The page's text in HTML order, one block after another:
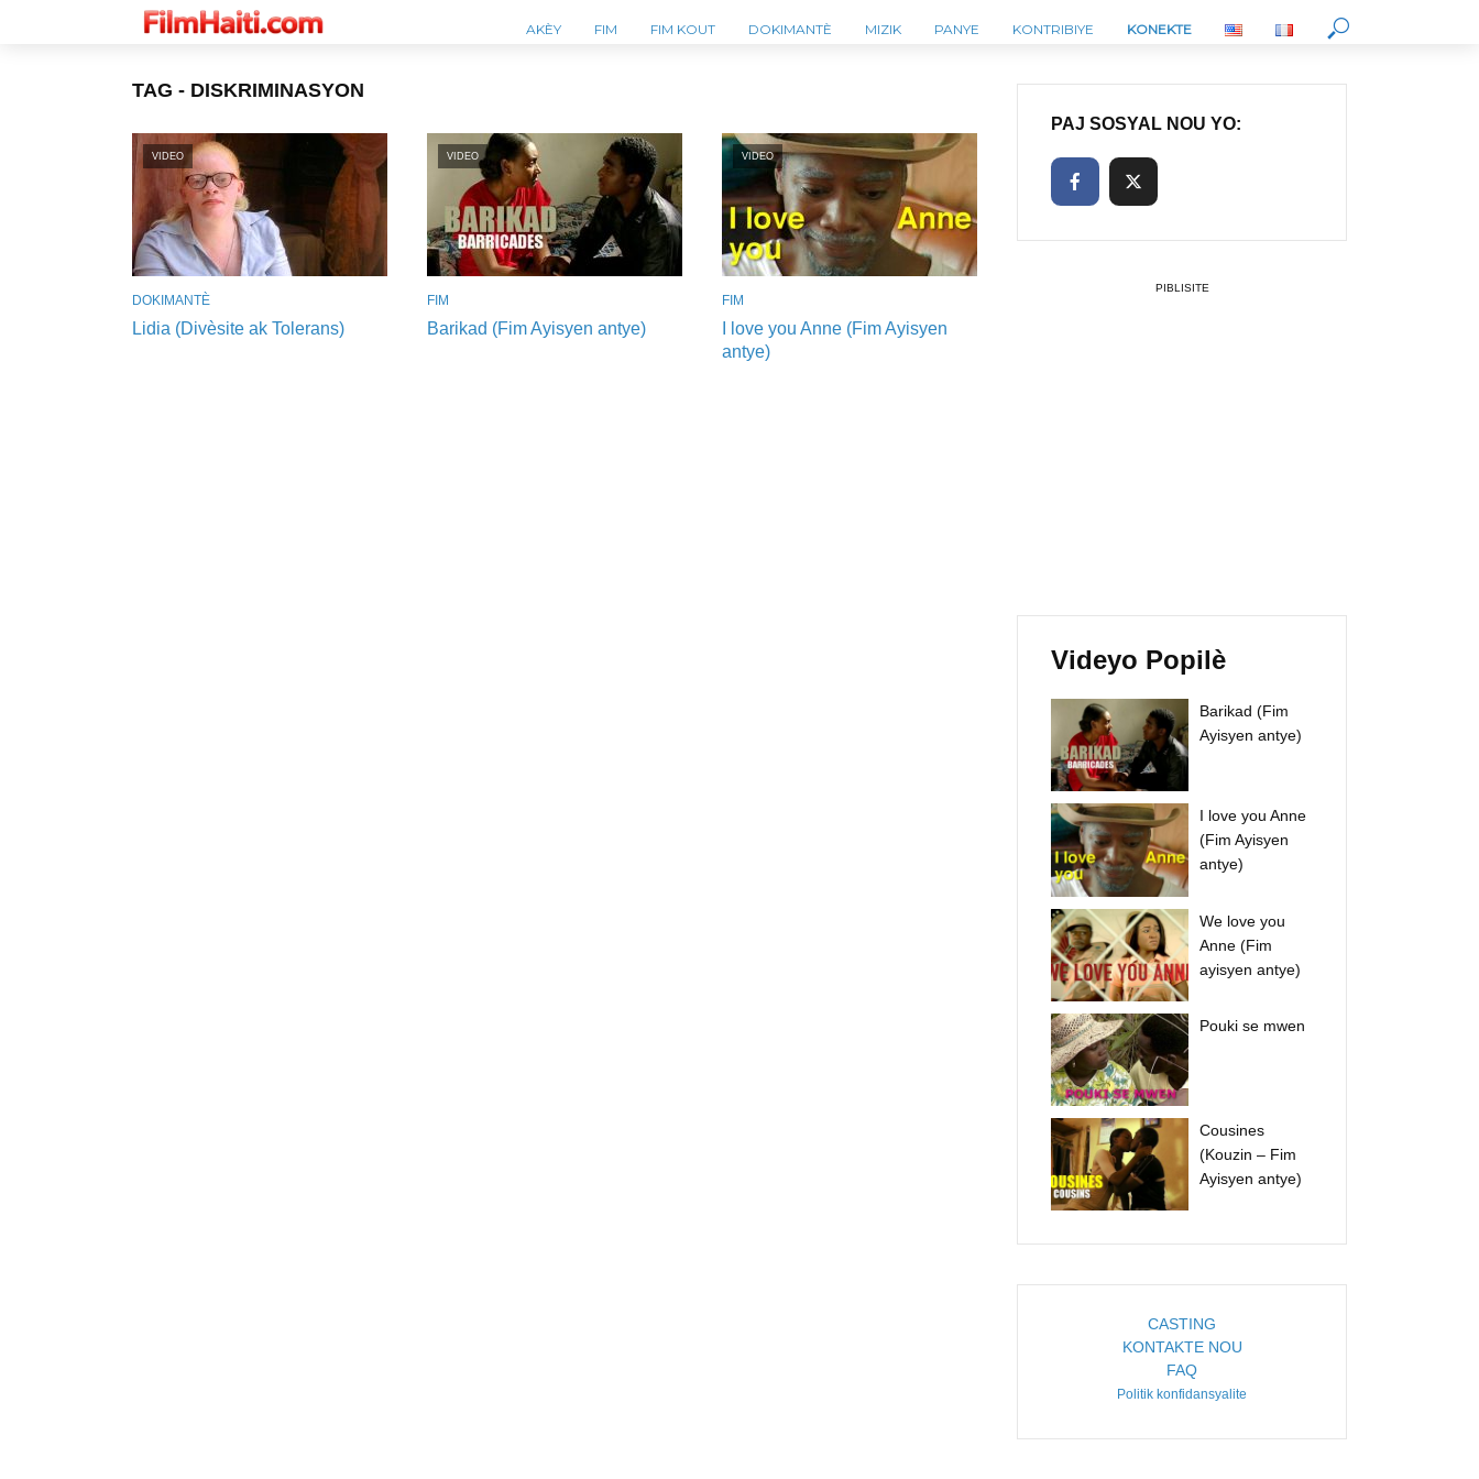
AKÈY FIM FIM KOUT DOKIMANTÈ MIZIK PANYE KONTRIBIYE KONEKTE
TAG - DISKRIMINASYON
VIDEO
DOKIMANTÈ
Lidia (Divèsite ak Tolerans)
VIDEO
FIM
Barikad (Fim Ayisyen antye)
VIDEO
FIM
I love you Anne (Fim Ayisyen
antye)
PAJ SOSYAL NOU YO:
PIBLISITE
Videyo Popilè
Barikad (Fim
Ayisyen antye)
I love you Anne
(Fim Ayisyen
antye)
We love you
Anne (Fim
ayisyen antye)
Pouki se mwen
Cousines
(Kouzin – Fim
Ayisyen antye)
CASTING
KONTAKTE NOU
FAQ
Politik konfidansyalite